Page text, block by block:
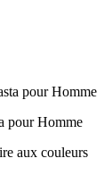
pour Homme
aux couleurs